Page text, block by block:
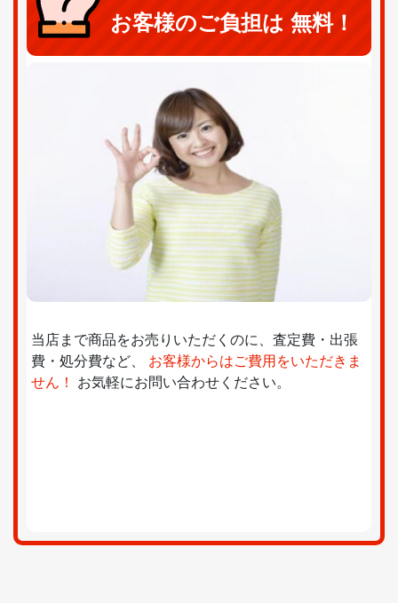
お客様のご負担は 無料！
当店まで商品をお売りいただくのに、査定費・出張
費・処分費など、
お客様からはご費用をいただきま
せん！
お気軽にお問い合わせください。